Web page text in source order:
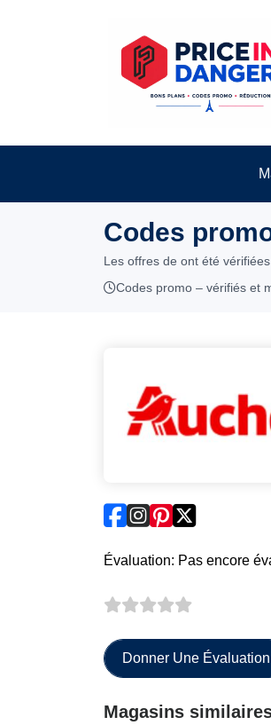
Codes
Les offres de ont été
Codes promo – vérifiés et
Évaluation: Pas encore
Donner Une Évaluation
Magasins